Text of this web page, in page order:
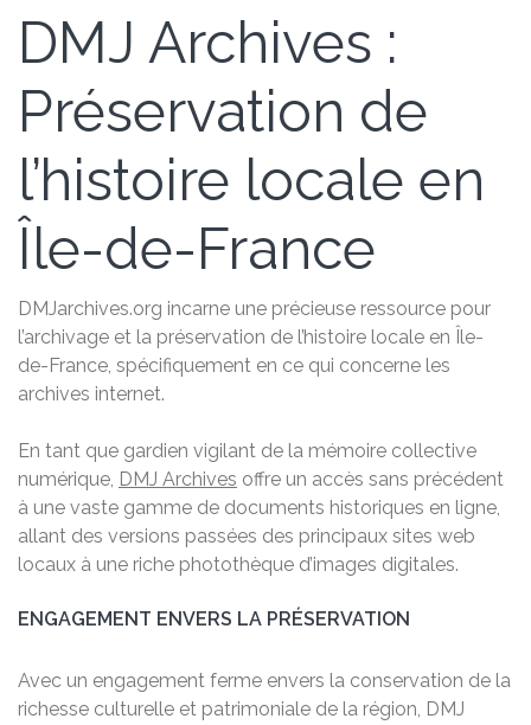
DMJ Archives :
Préservation de
l’histoire locale en
Île-de-France
DMJarchives.org incarne une précieuse ressource pour
l’archivage et la préservation de l’histoire locale en Île-
de-France, spécifiquement en ce qui concerne les
archives internet.
En tant que gardien vigilant de la mémoire collective
numérique, DMJ Archives offre un accès sans précédent
à une vaste gamme de documents historiques en ligne,
allant des versions passées des principaux sites web
locaux à une riche photothèque d’images digitales.
ENGAGEMENT ENVERS LA PRÉSERVATION
Avec un engagement ferme envers la conservation de la
richesse culturelle et patrimoniale de la région, DMJ